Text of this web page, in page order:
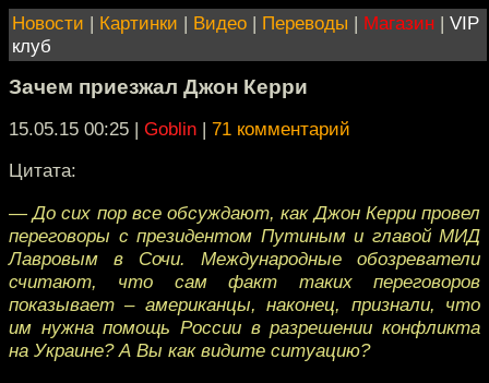
Новости | Картинки | Видео | Переводы | Магазин | VIP
клуб
Зачем приезжал Джон Керри
15.05.15 00:25 | Goblin | 71 комментарий
Цитата:
— До сих пор все обсуждают, как Джон Керри провел
переговоры с президентом Путиным и главой МИД
Лавровым в Сочи. Международные обозреватели
считают, что сам факт таких переговоров
показывает – американцы, наконец, признали, что
им нужна помощь России в разрешении конфликта
на Украине? А Вы как видите ситуацию?